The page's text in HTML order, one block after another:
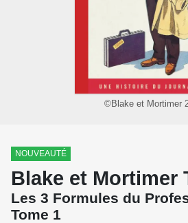
©Blake et Mortimer
NOUVEAUTÉ
Blake et Mortimer
Les 3 Formules du
Tome 1